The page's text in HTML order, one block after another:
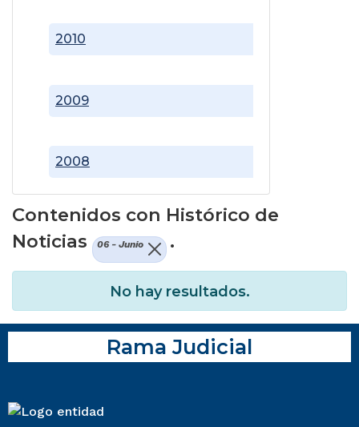
2008
2009
2010
Contenidos con Histórico de
Noticias
06 - Junio .
No hay resultados.
Rama Judicial